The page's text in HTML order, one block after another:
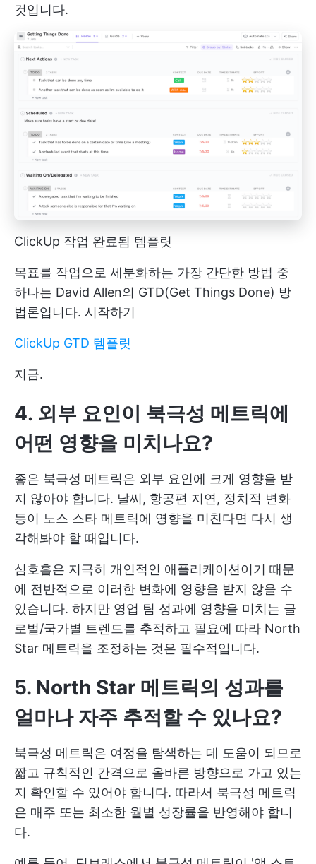
것입니다.
ClickUp 작업 완료됨 템플릿
목표를 작업으로 세분화하는 가장 간단한 방법 중
하나는 David Allen의 GTD(Get Things Done) 방
법론입니다. 시작하기
ClickUp GTD 템플릿
지금.
4. 외부 요인이 북극성 메트릭에
어떤 영향을 미치나요?
좋은 북극성 메트릭은 외부 요인에 크게 영향을 받
지 않아야 합니다. 날씨, 항공편 지연, 정치적 변화
등이 노스 스타 메트릭에 영향을 미친다면 다시 생
각해봐야 할 때입니다.
심호흡은 지극히 개인적인 애플리케이션이기 때문
에 전반적으로 이러한 변화에 영향을 받지 않을 수
있습니다. 하지만 영업 팀 성과에 영향을 미치는 글
로벌/국가별 트렌드를 추적하고 필요에 따라 North
Star 메트릭을 조정하는 것은 필수적입니다.
5. North Star 메트릭의 성과를
얼마나 자주 추적할 수 있나요?
북극성 메트릭은 여정을 탐색하는 데 도움이 되므로
짧고 규칙적인 간격으로 올바른 방향으로 가고 있는
지 확인할 수 있어야 합니다. 따라서 북극성 메트릭
은 매주 또는 최소한 월별 성장률을 반영해야 합니
다.